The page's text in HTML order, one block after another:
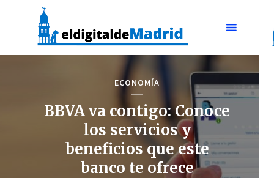
ECONOMÍA
BBVA va contigo: Conoce
los servicios y
beneficios que este
banco te ofrece